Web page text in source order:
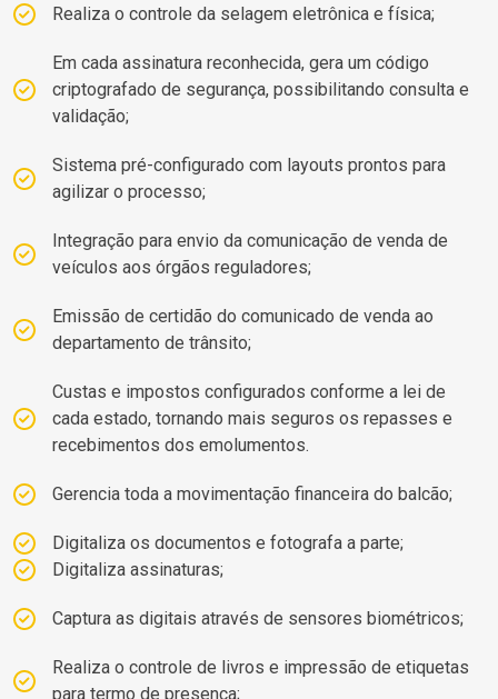
Realiza o controle da selagem eletrônica e física;
Em cada assinatura reconhecida, gera um código
criptografado de segurança, possibilitando consulta e
validação;
Sistema pré-configurado com layouts prontos para
agilizar o processo;
Integração para envio da comunicação de venda de
veículos aos órgãos reguladores;
Emissão de certidão do comunicado de venda ao
departamento de trânsito;
Custas e impostos configurados conforme a lei de
cada estado, tornando mais seguros os repasses e
recebimentos dos emolumentos.
Gerencia toda a movimentação financeira do balcão;
Digitaliza os documentos e fotografa a parte;
Digitaliza assinaturas;
Captura as digitais através de sensores biométricos;
Realiza o controle de livros e impressão de etiquetas
para termo de presença;